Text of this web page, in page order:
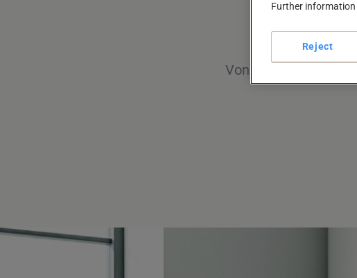
Wir
Von den größten
Further
Reject